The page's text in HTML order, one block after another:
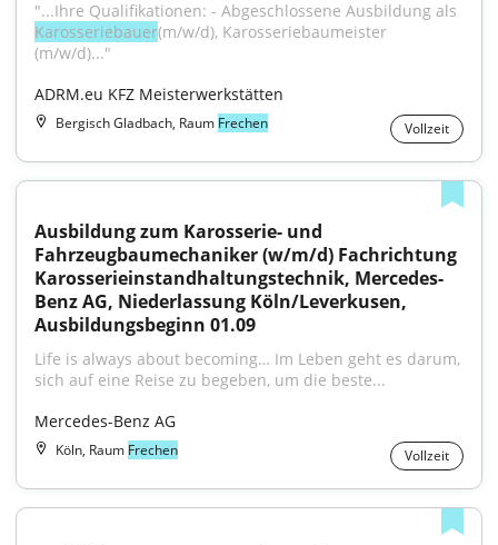
Karosseriebauer(m/w/d), Karosseriebaumeister
(m/w/d)..."
ADRM.eu KFZ Meisterwerkstätten
Bergisch Gladbach, Raum Frechen Vollzeit
Ausbildung zum Karosserie- und
Fahrzeugbaumechaniker (w/m/d) Fachrichtung
Karosserieinstandhaltungstechnik, Mercedes-
Benz AG, Niederlassung Köln/Leverkusen,
Ausbildungsbeginn 01.09
Life is always about becoming… Im Leben geht es darum,
sich auf eine Reise zu begeben, um die beste...
Mercedes-Benz AG
Köln, Raum Frechen Vollzeit